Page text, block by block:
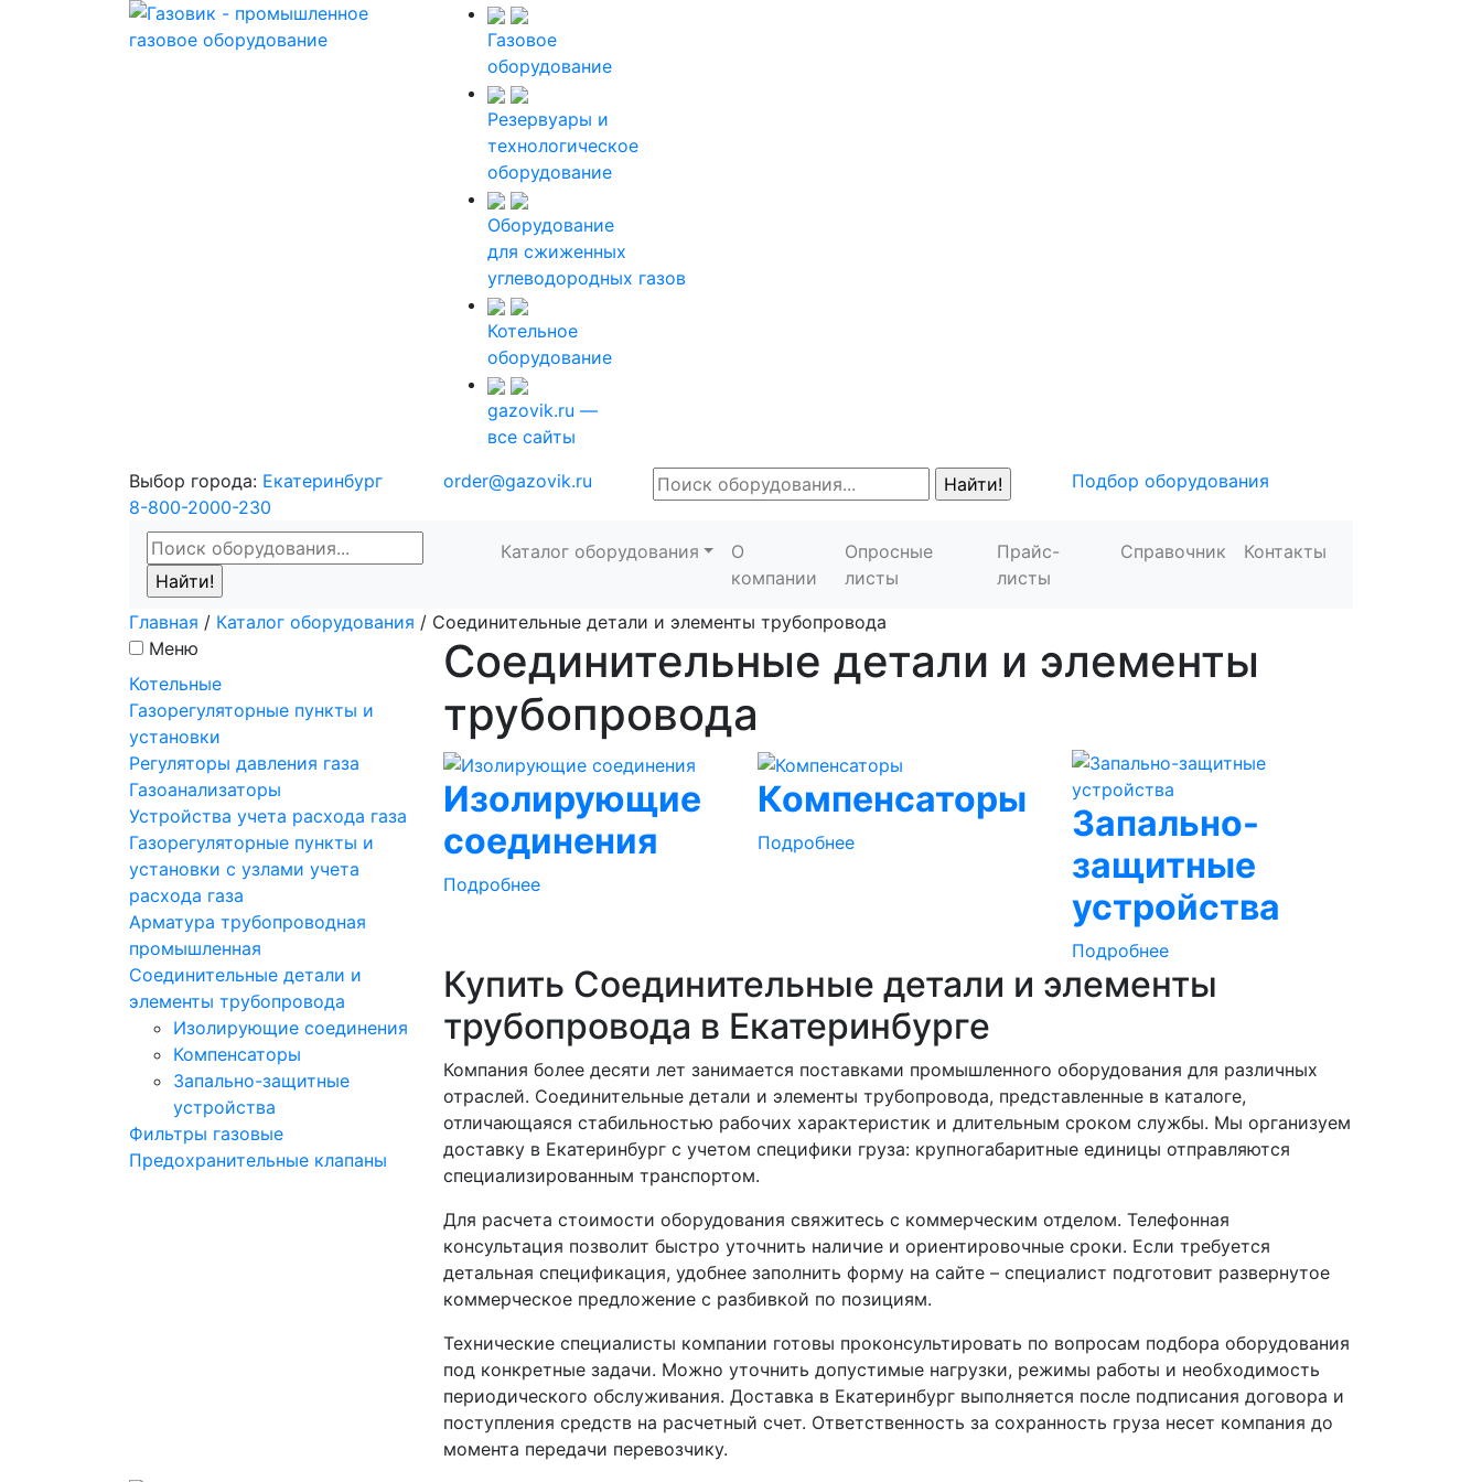
Газовое
оборудование
Резервуары и
технологическое
оборудование
Оборудование
для сжиженных
углеводородных газов
Котельное
оборудование
gazovik.ru —
все сайты
Выбор города: Екатеринбург
8-800-2000-230
order@gazovik.ru Подбор оборудования
Каталог оборудования
О
компании
Опросные
листы
Прайс-
листы
Справочник Контакты
Главная / Каталог оборудования / Соединительные детали и элементы трубопровода
Меню
Котельные
Газорегуляторные пункты и
установки
Регуляторы давления газа
Газоанализаторы
Устройства учета расхода газа
Газорегуляторные пункты и
установки с узлами учета
расхода газа
Арматура трубопроводная
промышленная
Соединительные детали и
элементы трубопровода
Изолирующие соединения
Компенсаторы
Запально-защитные
устройства
Фильтры газовые
Предохранительные клапаны
Соединительные детали и элементы
трубопровода
Изолирующие
соединения
Подробнее
Компенсаторы
Подробнее
Запально-
защитные
устройства
Подробнее
Купить Соединительные детали и элементы
трубопровода в Екатеринбурге
Компания более десяти лет занимается поставками промышленного оборудования для различных
отраслей. Соединительные детали и элементы трубопровода, представленные в каталоге,
отличающаяся стабильностью рабочих характеристик и длительным сроком службы. Мы организуем
доставку в Екатеринбург с учетом специфики груза: крупногабаритные единицы отправляются
специализированным транспортом.
Для расчета стоимости оборудования свяжитесь с коммерческим отделом. Телефонная
консультация позволит быстро уточнить наличие и ориентировочные сроки. Если требуется
детальная спецификация, удобнее заполнить форму на сайте – специалист подготовит развернутое
коммерческое предложение с разбивкой по позициям.
Технические специалисты компании готовы проконсультировать по вопросам подбора оборудования
под конкретные задачи. Можно уточнить допустимые нагрузки, режимы работы и необходимость
периодического обслуживания. Доставка в Екатеринбург выполняется после подписания договора и
поступления средств на расчетный счет. Ответственность за сохранность груза несет компания до
момента передачи перевозчику.